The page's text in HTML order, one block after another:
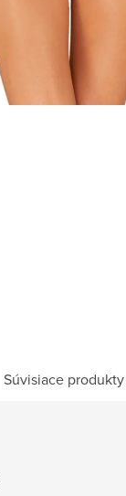
Súvisiace produkty